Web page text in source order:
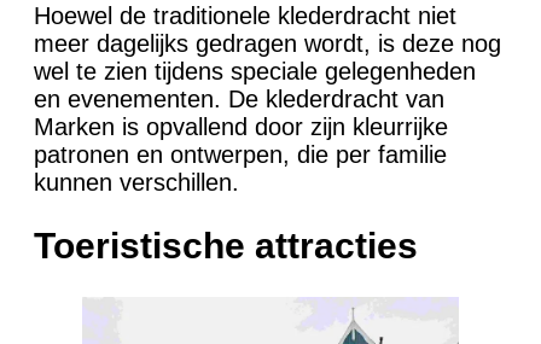
Hoewel de traditionele klederdracht niet
meer dagelijks gedragen wordt, is deze nog
wel te zien tijdens speciale gelegenheden
en evenementen. De klederdracht van
Marken is opvallend door zijn kleurrijke
patronen en ontwerpen, die per familie
kunnen verschillen.
Toeristische attracties